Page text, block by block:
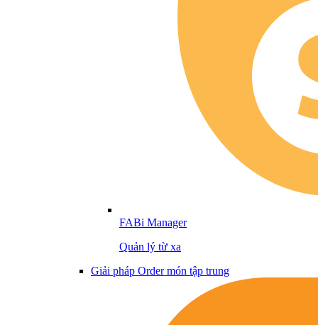
FABi Manager
Quản lý từ xa
Giải pháp Order món tập trung